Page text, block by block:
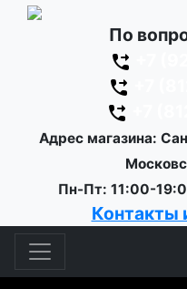
По
Адрес магазина:
Пн-Пт: 11:00-
Контакты